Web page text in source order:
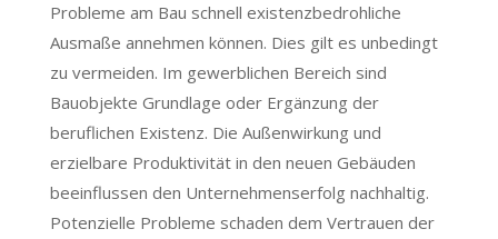
Probleme am Bau schnell existenzbedrohliche
Ausmaße annehmen können. Dies gilt es unbedingt
zu vermeiden. Im gewerblichen Bereich sind
Bauobjekte Grundlage oder Ergänzung der
beruflichen Existenz. Die Außenwirkung und
erzielbare Produktivität in den neuen Gebäuden
beeinflussen den Unternehmenserfolg nachhaltig.
Potenzielle Probleme schaden dem Vertrauen der